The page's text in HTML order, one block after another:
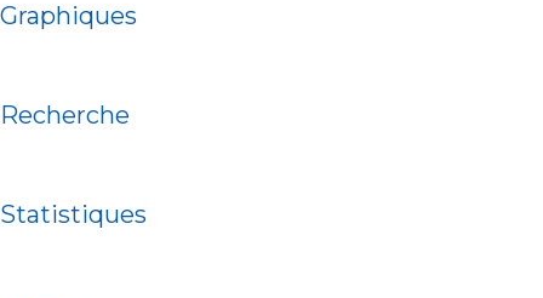
Graphiques
Recherche
Statistiques